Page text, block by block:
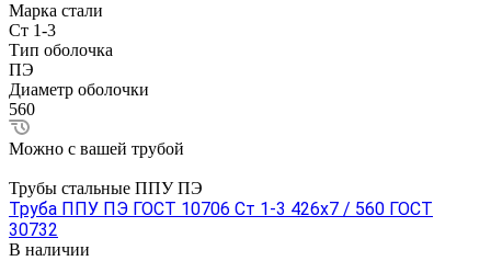
Марка стали
Ст 1-3
Тип оболочка
ПЭ
Диаметр оболочки
560
Можно с вашей трубой
Трубы стальные ППУ ПЭ
Труба ППУ ПЭ ГОСТ 10706 Ст 1-3 426x7 / 560 ГОСТ
30732
В наличии